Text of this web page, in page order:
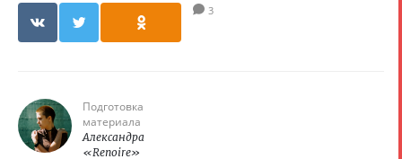
3
Подготовка
материала
Александра
«Renoire»